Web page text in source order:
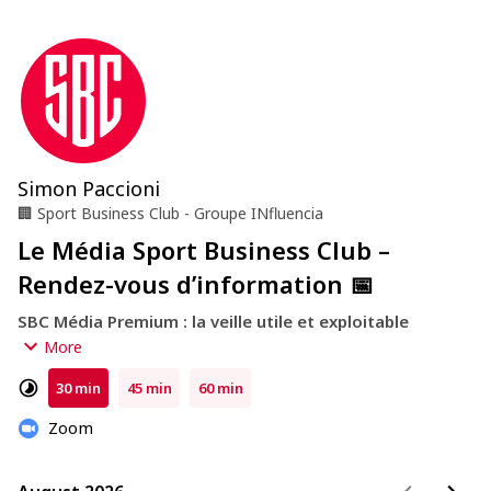
Simon Paccioni
🏢 Sport Business Club - Groupe INfluencia
Le Média Sport Business Club –
Rendez-vous d’information 📅
SBC Média Premium : la veille utile et exploitable
immédiatement
Chaque semaine, nous sélectionnons et analysons les
informations clés du secteur pour vous permettre de :
➞ Anticiper les tendances et mouvements du marché
➞ Structurer efficacement la veille, à votre niveau et celui
More
30 min 45 min 60 min
Zoom